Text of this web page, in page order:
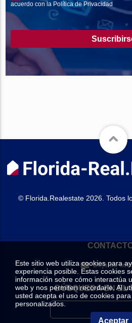
acuerdo con la Política de Privacidad
© Florida.Realestate 2026. Todos
Deje su
BÚSQUEDA EN EL
Este sitio web utiliza cookies para
experiencia posible. Estas cookies
información sobre cómo interactúa
web y nos permiten recordarle. Al
usted acepta el uso de cookies
personalizados.
Aceptar